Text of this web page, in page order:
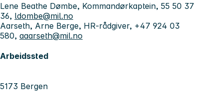
Lene Beathe Dømbe, Kommandørkaptein, 55 50 37
36, ldombe@mil.no
Aarseth, Arne Berge, HR-rådgiver, +47 924 03
580, aaarseth@mil.no
Arbeidssted
5173 Bergen